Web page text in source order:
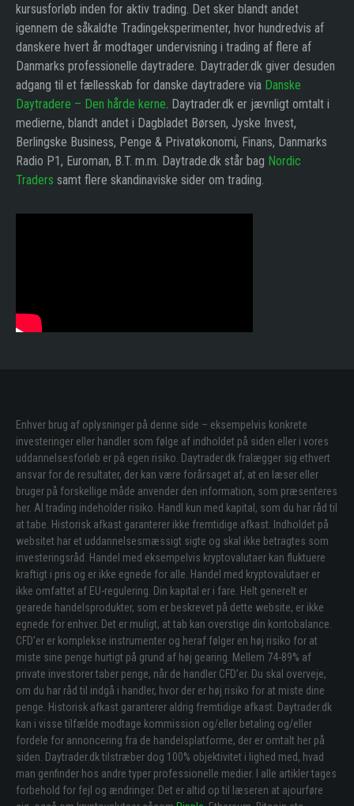
kursusforløb inden for aktiv trading. Det sker blandt andet
igennem de såkaldte Tradingeksperimenter, hvor hundredvis af
danskere hvert år modtager undervisning i trading af flere af
Danmarks professionelle daytradere. Daytrader.dk giver desuden
adgang til et fællesskab for danske daytradere via Danske
Daytradere – Den hårde kerne. Daytrader.dk er jævnligt omtalt i
medierne, blandt andet i Dagbladet Børsen, Jyske Invest,
Berlingske Business, Penge & Privatøkonomi, Finans, Danmarks
Radio P1, Euroman, B.T. m.m. Daytrade.dk står bag Nordic
Traders samt flere skandinaviske sider om trading.
Enhver brug af oplysninger på denne side – eksempelvis konkrete
investeringer eller handler som følge af indholdet på siden eller i vores
uddannelsesforløb er på egen risiko. Daytrader.dk fralægger sig ethvert
ansvar for de resultater, der kan være forårsaget af, at en læser eller
bruger på forskellige måde anvender den information, som præsenteres
her. Al trading indeholder risiko. Handl kun med kapital, som du har råd til
at tabe. Historisk afkast garanterer ikke fremtidige afkast. Indholdet på
websitet har et uddannelsesmæssigt sigte og skal ikke betragtes som
investeringsråd. Handel med eksempelvis kryptovalutaer kan fluktuere
kraftigt i pris og er ikke egnede for alle. Handel med kryptovalutaer er
ikke omfattet af EU-regulering. Din kapital er i fare. Helt generelt er
gearede handelsprodukter, som er beskrevet på dette website, er ikke
egnede for enhver. Det er muligt, at tab kan overstige din kontobalance.
CFD’er er komplekse instrumenter og heraf følger en høj risiko for at
miste sine penge hurtigt på grund af høj gearing. Mellem 74-89% af
private investorer taber penge, når de handler CFD’er. Du skal overveje,
om du har råd til indgå i handler, hvor der er høj risiko for at miste dine
penge. Historisk afkast garanterer aldrig fremtidige afkast. Daytrader.dk
kan i visse tilfælde modtage kommission og/eller betaling og/eller
fordele for annoncering fra de handelsplatforme, der er omtalt her på
siden. Daytrader.dk tilstræber dog 100% objektivitet i lighed med, hvad
man genfinder hos andre typer professionelle medier. I alle artikler tages
forbehold for fejl og ændringer. Det er altid op til læseren at ajourføre